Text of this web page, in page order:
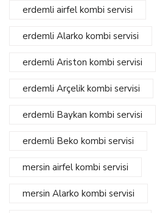
erdemli airfel kombi servisi
erdemli Alarko kombi servisi
erdemli Ariston kombi servisi
erdemli Arçelik kombi servisi
erdemli Baykan kombi servisi
erdemli Beko kombi servisi
mersin airfel kombi servisi
mersin Alarko kombi servisi